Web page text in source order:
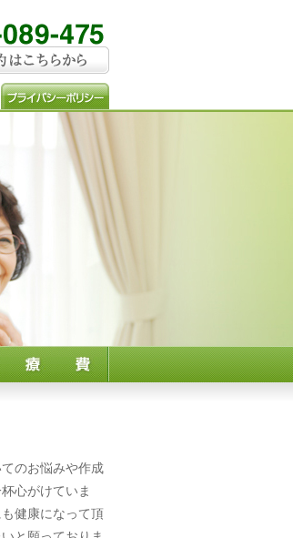
のお悩みや作成
心がけていま
健康になって頂